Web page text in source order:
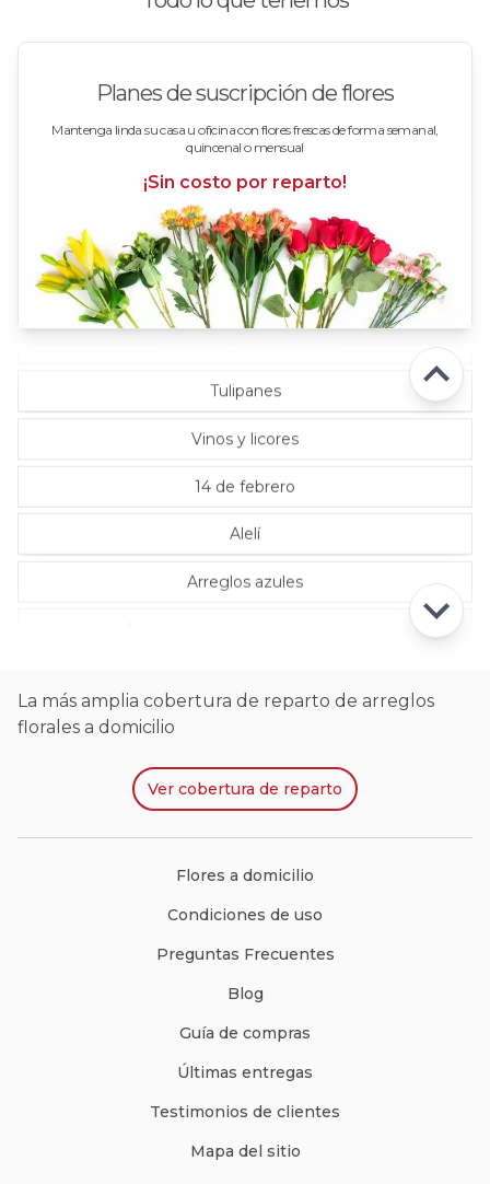
Planes de suscripción de flores
Mantenga linda su casa u oficina con flores frescas de forma semanal,
quincenal o mensual
¡Sin costo por reparto!
14 de febrero
Alelí
Arreglos azules
Rosas Damasco
Rosas en floreros
Rosas Fucsia
Rosas Rojas
Rosas Rosadas
Tulipanes
Vinos y licores
La más amplia cobertura de reparto de arreglos
florales a domicilio
Ver cobertura de reparto
Flores a domicilio
Condiciones de uso
Preguntas Frecuentes
Blog
Guía de compras
Últimas entregas
Testimonios de clientes
Mapa del sitio